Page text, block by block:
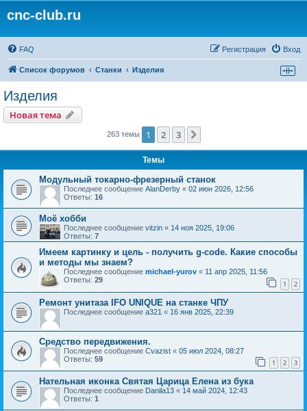
cnc-club.ru
FAQ Вход
Регистрация
Список форумов Станки Изделия
Изделия
Новая тема
263 темы 1 2 3
Темы
Модульный токарно-фрезерный станок
Последнее сообщение AlanDerby « 02 июн 2026, 12:56
Ответы: 16
Моё хобби
Последнее сообщение vitzin « 14 ноя 2025, 19:06
Ответы: 7
Имеем картинку и цель - получить g-code. Какие способы
и методы мы знаем?
Последнее сообщение michael-yurov « 11 апр 2025, 11:56
Ответы: 29 1 2
Ремонт унитаза IFO UNIQUE на станке ЧПУ
Последнее сообщение a321 « 16 янв 2025, 22:39
Средство передвижения.
Последнее сообщение Cvazist « 05 июл 2024, 08:27
Ответы: 59 1 2 3
Нательная иконка Святая Царица Елена из бука
Последнее сообщение Danila13 « 14 май 2024, 12:43
Ответы: 1